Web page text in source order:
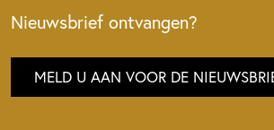
Nieuwsbrief ontvangen?
MELD U AAN VOOR DE